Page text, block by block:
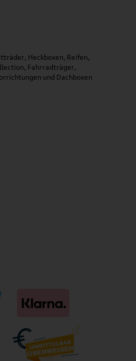
Heckboxen, Reifen,
Fahrradträger,
und Dachboxen